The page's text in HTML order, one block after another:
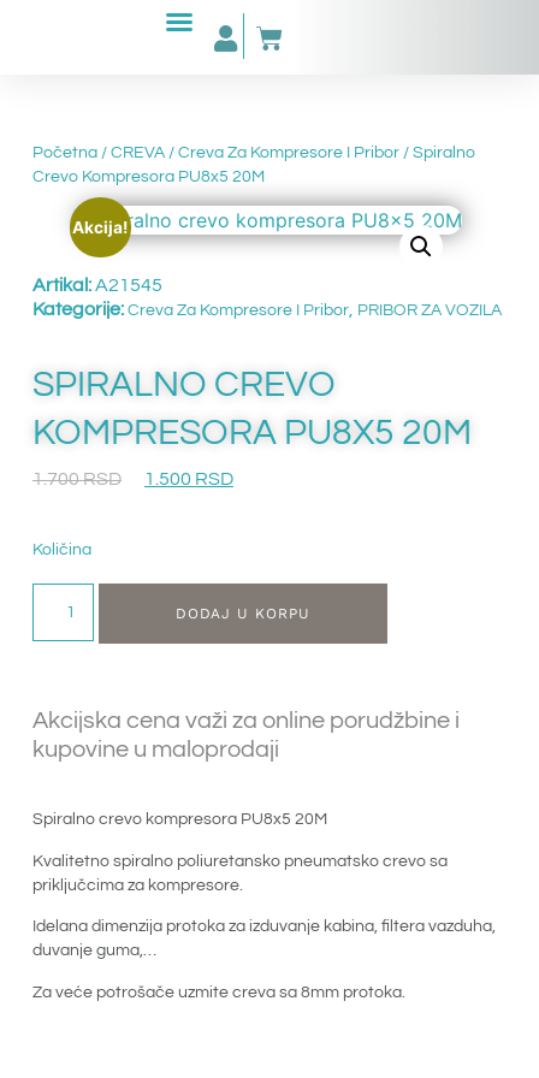
Početna/ CREVA/ Creva Za Kompresore I Pribor/ Spiralno
Crevo Kompresora PU8x5 20M
Akcija!
Artikal:A21545
Kategorije: Creva Za Kompresore I Pribor, PRIBOR ZA VOZILA
SPIRALNO CREVO
KOMPRESORA PU8X5 20M
1.700RSD 1.500 RSD
Količina
DODAJ U KORPU
Akcijska cena važi za online porudžbine i
kupovine u maloprodaji
Spiralno crevo kompresora PU8x5 20M
Kvalitetno spiralno poliuretansko pneumatsko crevo sa
priključcima za kompresore.
Idelana dimenzija protoka za izduvanje kabina, filtera vazduha,
duvanje guma,…
Za veće potrošače uzmite creva sa 8mm protoka.